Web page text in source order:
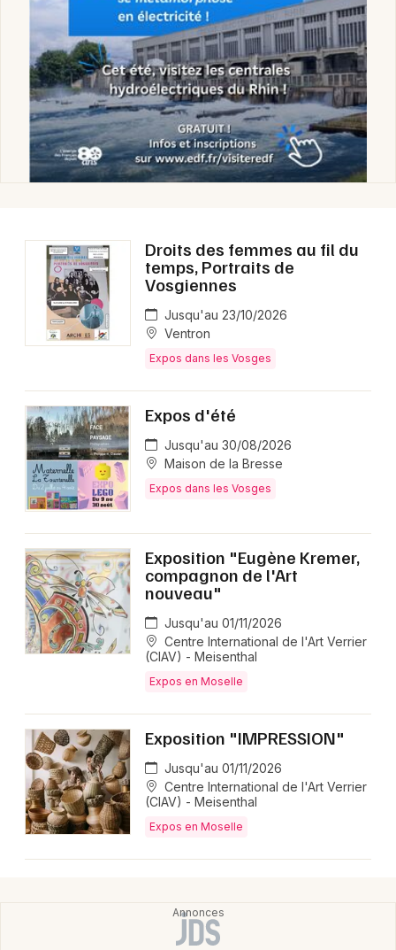
Droits des femmes au fil du
temps, Portraits de
Vosgiennes
Jusqu'au 23/10/2026
Ventron
Expos dans les Vosges
Expos d'été
Jusqu'au 30/08/2026
Maison de la Bresse
Expos dans les Vosges
Exposition "Eugène Kremer,
compagnon de l'Art
nouveau"
Jusqu'au 01/11/2026
Centre International de l'Art Verrier
(CIAV) - Meisenthal
Expos en Moselle
Exposition "IMPRESSION"
Jusqu'au 01/11/2026
Centre International de l'Art Verrier
(CIAV) - Meisenthal
Expos en Moselle